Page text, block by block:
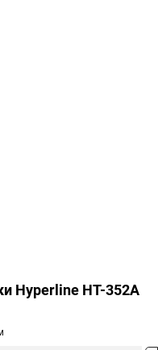
Hyperline HT-352A